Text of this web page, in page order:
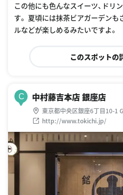
この他にも色んなスイーツ、ドリ
す。 夏頃には抹茶ビアガーデン
ルなどが楽しめるみたいですよ。
このスポットの
C 中村藤吉本店 銀座店
東京都中央区銀座6丁目10-1
http://www.tokichi.jp/